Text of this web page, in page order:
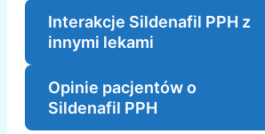
Interakcje Sildenafil PPH z
innymi lekami
Opinie pacjentów o
Sildenafil PPH